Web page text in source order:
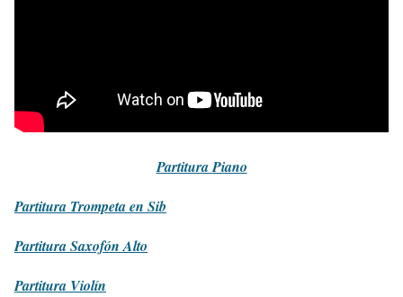
PartituraPiano
Partitura Trompeta en Sib
PartituraSaxofón Alto
Partitura Violín